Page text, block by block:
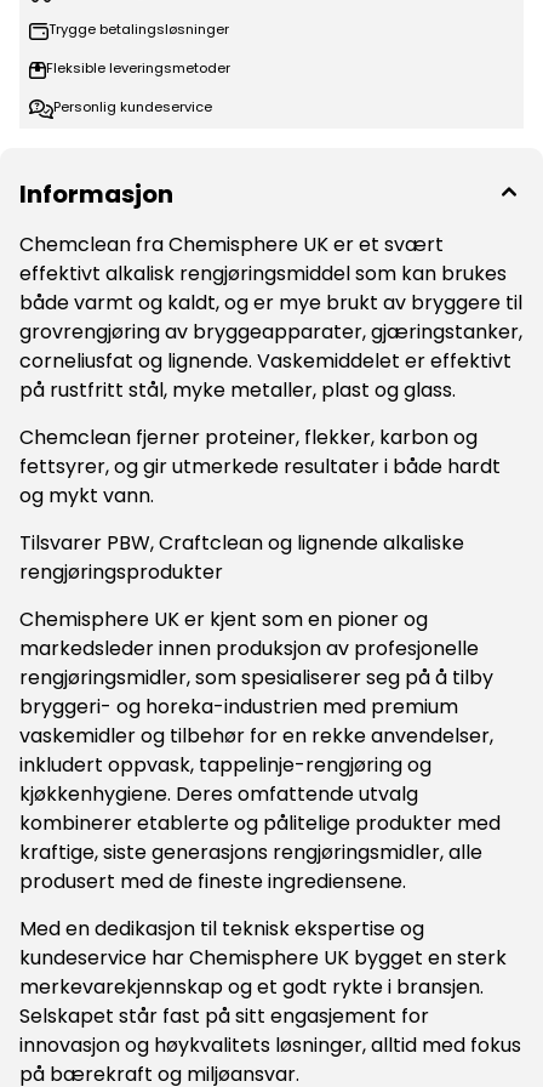
alltid med fokus på bærekraft og miljøansvar.
Trygge betalingsløsninger
Fleksible leveringsmetoder
Personlig kundeservice
Informasjon
Chemclean fra Chemisphere UK er et svært
effektivt alkalisk rengjøringsmiddel som kan brukes
både varmt og kaldt, og er mye brukt av bryggere til
grovrengjøring av bryggeapparater, gjæringstanker,
corneliusfat og lignende. Vaskemiddelet er effektivt
på rustfritt stål, myke metaller, plast og glass.
Chemclean fjerner proteiner, flekker, karbon og
fettsyrer, og gir utmerkede resultater i både hardt
og mykt vann.
Tilsvarer PBW, Craftclean og lignende alkaliske
rengjøringsprodukter
Chemisphere UK er kjent som en pioner og
markedsleder innen produksjon av profesjonelle
rengjøringsmidler, som spesialiserer seg på å tilby
bryggeri- og horeka-industrien med premium
vaskemidler og tilbehør for en rekke anvendelser,
inkludert oppvask, tappelinje-rengjøring og
kjøkkenhygiene. Deres omfattende utvalg
kombinerer etablerte og pålitelige produkter med
kraftige, siste generasjons rengjøringsmidler, alle
produsert med de fineste ingrediensene.
Med en dedikasjon til teknisk ekspertise og
kundeservice har Chemisphere UK bygget en sterk
merkevarekjennskap og et godt rykte i bransjen.
Selskapet står fast på sitt engasjement for
innovasjon og høykvalitets løsninger, alltid med fokus
på bærekraft og miljøansvar.